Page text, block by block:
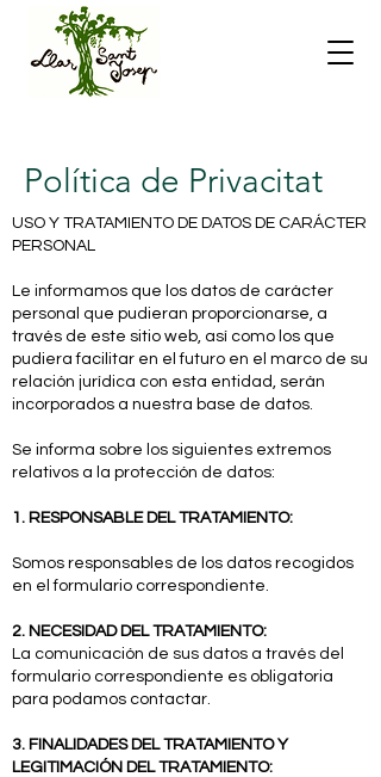
Política de Privacitat
USO Y TRATAMIENTO DE DATOS DE CARÁCTER
PERSONAL
Le informamos que los datos de carácter
personal que pudieran proporcionarse, a
través de este sitio web, así como los que
pudiera facilitar en el futuro en el marco de su
relación jurídica con esta entidad, serán
incorporados a nuestra base de datos.
Se informa sobre los siguientes extremos
relativos a la protección de datos:
1. RESPONSABLE DEL TRATAMIENTO:
Somos responsables de los datos recogidos
en el formulario correspondiente.
2. NECESIDAD DEL TRATAMIENTO:
La comunicación de sus datos a través del
formulario correspondiente es obligatoria
para podamos contactar.
3. FINALIDADES DEL TRATAMIENTO Y
LEGITIMACIÓN DEL TRATAMIENTO: